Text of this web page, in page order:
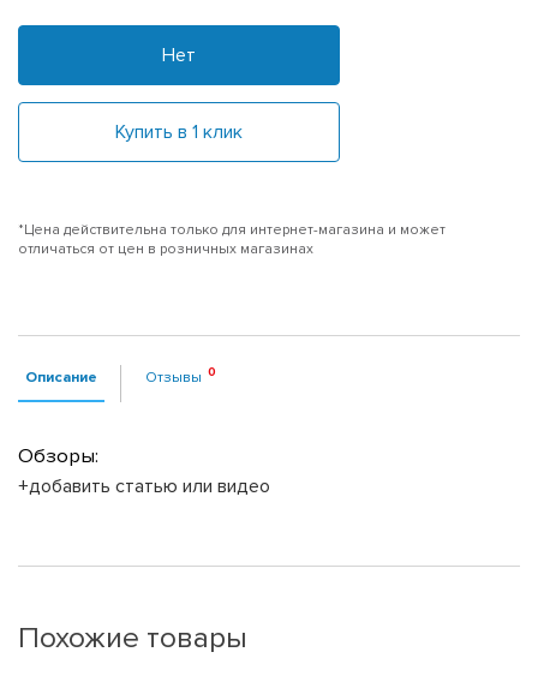
Нет
Купить в 1 клик
*Цена действительна только для интернет-магазина и может
отличаться от цен в розничных магазинах
Описание Отзывы
Обзоры:
+добавить статью или видео
Похожие товары